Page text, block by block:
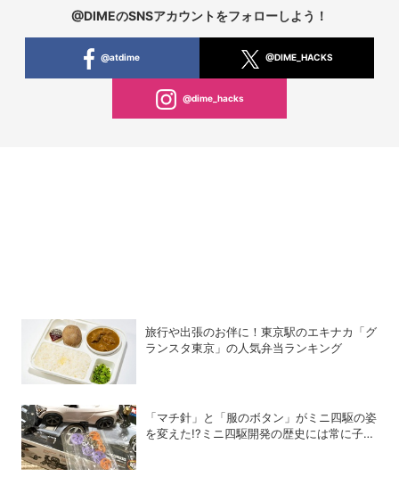
@DIMEのSNSアカウントをフォローしよう！
@atdime @DIME_HACKS
@dime_hacks
旅行や出張のお伴に！東京駅のエキナカ「グ
ランスタ東京」の人気弁当ランキング
「マチ針」と「服のボタン」がミニ四駆の姿
を変えた!?ミニ四駆開発の歴史には常に子ど